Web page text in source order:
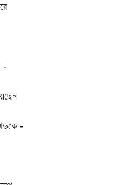
-
-